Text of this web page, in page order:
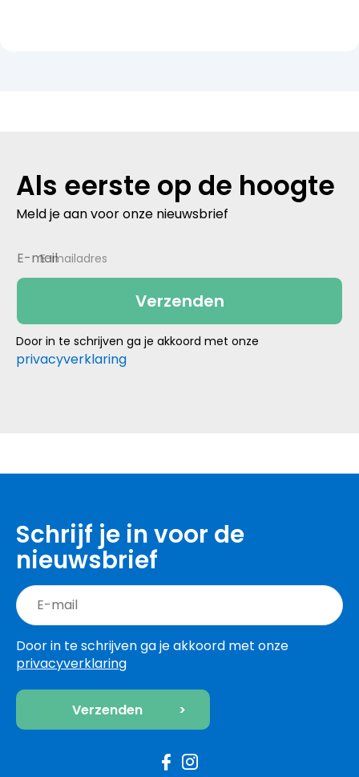
Als eerste op de hoogte
Meld je aan voor onze nieuwsbrief
E-mailadres
Door in te schrijven ga je akkoord met onze
privacyverklaring
Schrijf je in voor de
nieuwsbrief
Door in te schrijven ga je akkoord met onze
privacyverklaring